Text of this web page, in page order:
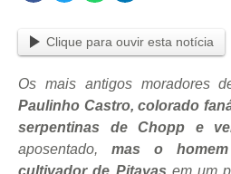
Clique para ouvir esta notícia
Os mais antigos moradores
Paulinho Castro, colorado
serpentinas de Chopp e
aposentado, mas o